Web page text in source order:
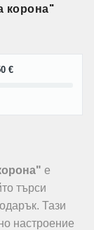
корона"
€
е
търси
Тази
настроение